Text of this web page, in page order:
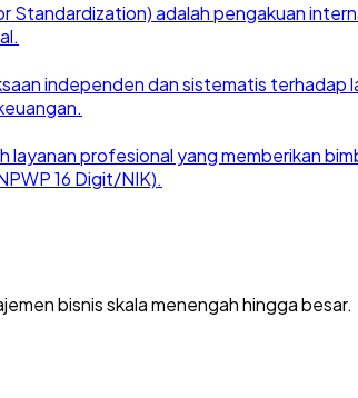
adalah pengakuan
independen dan sistematis
layanan profesional yang memberikan
16 Digit/NIK).
bisnis skala menengah hingga besar.